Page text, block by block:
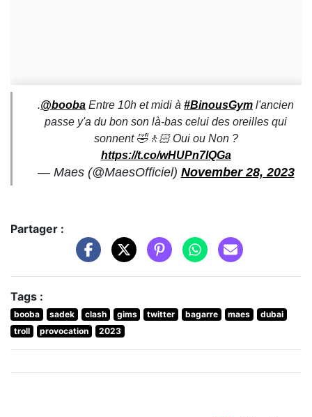
.@booba Entre 10h et midi à #BinousGym l'ancien
passe y'a du bon son là-bas celui des oreilles qui
sonnent 🤣🚶🏻 Oui ou Non ?
https://t.co/wHUPn7IQGa
— Maes (@MaesOfficiel) November 28, 2023
Partager :
Tags :
booba sadek clash gims twitter bagarre maes
dubai
troll
provocation 2023